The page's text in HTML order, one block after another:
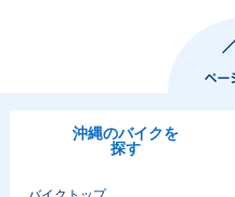
沖縄のバイクを
探す